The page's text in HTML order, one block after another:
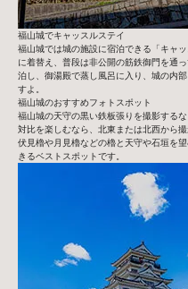
福山城でキャッスルステイ
福山城では城の施設に宿泊できる「キャ
に着替え、普段は非公開の筋鉄御門を通
泊し、御湯殿で蒸し風呂に入り、城の内
すよ。
福山城のおすすめフォトスポット
福山城の天守の黒い鉄板張りを撮影する
対比を楽しむなら、北東または北西から
伏見櫓や月見櫓などの櫓と天守や石垣を
きるベストスポットです。